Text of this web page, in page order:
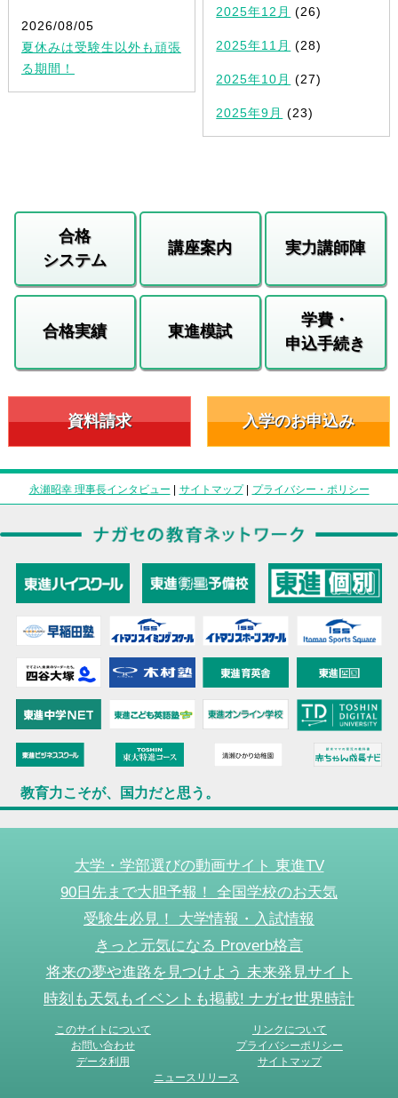
2026/08/05
夏休みは受験生以外も頑張
る期間！
2025年12月 (26)
2025年11月 (28)
2025年10月 (27)
2025年9月 (23)
合格
システム
講座案内 実力講師陣
合格実績 東進模試
学費・
申込手続き
資料請求 入学のお申込み
永瀬昭幸 理事長インタビュー | サイトマップ| プライバシー・ポリシー
教育力こそが、国力だと思う。
大学・学部選びの動画サイト 東進TV
90日先まで大胆予報！ 全国学校のお天気
受験生必見！ 大学情報・入試情報
きっと元気になる Proverb格言
将来の夢や進路を見つけよう 未来発見サイト
時刻も天気もイベントも掲載! ナガセ世界時計
このサイトについて
リンクについて
お問い合わせ
プライバシーポリシー
データ利用
サイトマップ
ニュースリリース